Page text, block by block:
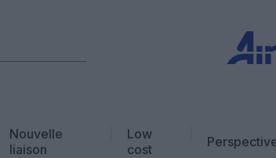
Nouvelle
liaison
Low
cost